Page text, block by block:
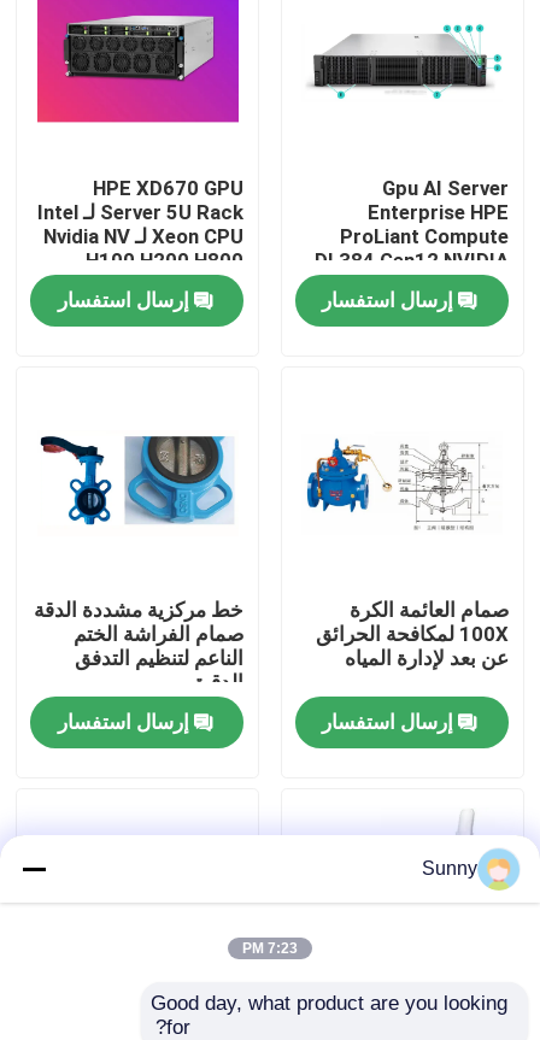
فيديوهات
جولة في المصنع
مراقبة الجودة
اطلب اقتباس
Gpu AI Server
Enterprise HPE
ProLiant Compute
DL384 Gen12 NVIDIA
GH200 NVL2 الحسابات
المجانية الحاسوب الخاص
إرسال استفسار
HPE XD670 GPU
Server 5U Rack لـ Intel
Xeon CPU لـ Nvidia NV
H100 H200 H800
PCIE/SXM Nvlink AI
Supercomputing Case
إرسال استفسار
صمام العائمة الكرة
100X لمكافحة الحرائق
عن بعد لإدارة المياه
إرسال استفسار
خط مركزية مشددة الدقة
صمام الفراشة الختم
الناعم لتنظيم التدفق
الدقيق
إرسال استفسار
HC41X صمام التحقق
Sunny
7:23 PM
Good day, what product are you looking
for?